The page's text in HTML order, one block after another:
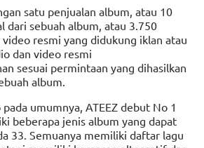
satu penjualan album, atau 10
dari sebuah album, atau 3.750
resmi yang didukung iklan atau
dan video resmi
sesuai permintaan yang dihasilkan
album.
umumnya, ATEEZ debut No 1
beberapa jenis album yang dapat
33. Semuanya memiliki daftar lagu